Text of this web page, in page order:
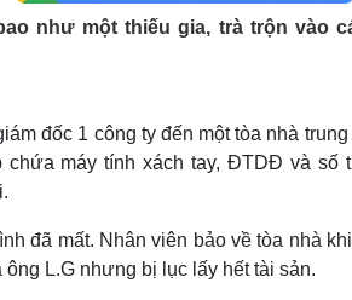
Thể thao
eSports
Hậu trường
Ô tô - Xe
Sân khấu - Điện ảnh
Âm nhạc
Nghệ sĩ
Sao Việt
như một thiếu gia, trà trộn vào
đốc 1 công ty đến một tòa nhà
máy tính xách tay, ĐTDĐ và số
đã mất. Nhân viên bảo về tòa nhà
L.G nhưng bị lục lấy hết tài sản.